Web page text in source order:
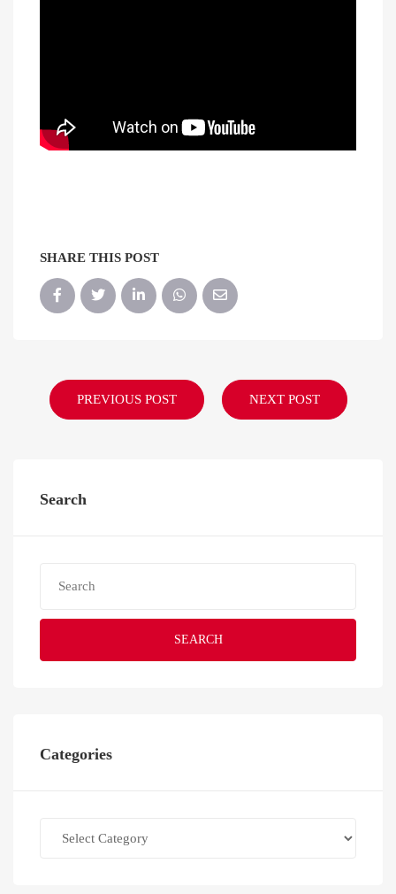
SHARE THIS POST
PREVIOUS POST NEXT POST
Search
SEARCH
Categories